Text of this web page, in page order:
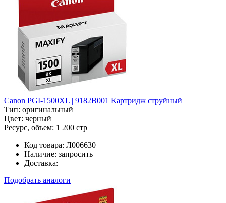
Canon PGI-1500XL | 9182B001 Картридж струйный
Тип: оригинальный
Цвет: черный
Ресурс, объем: 1 200 стр
Код товара: Л006630
Наличие: запросить
Доставка:
Подобрать аналоги